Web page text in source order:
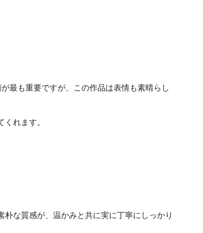
最も重要ですが、この作品は表情も素晴らし
れます。
な質感が、温かみと共に実に丁寧にしっかり